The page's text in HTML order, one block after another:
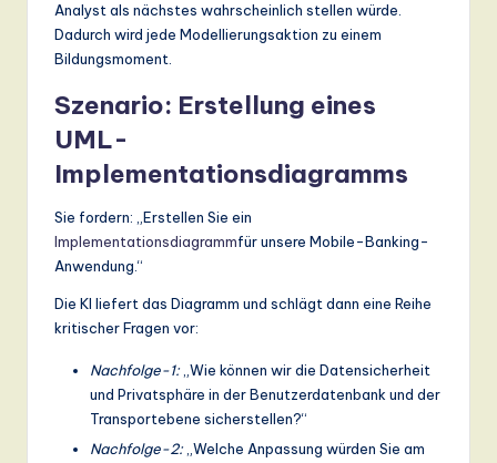
o
Analyst als nächstes wahrscheinlich stellen würde.
Dadurch wird jede Modellierungsaktion zu einem
Bildungsmoment.
Szenario: Erstellung eines
UML-
Implementationsdiagramms
Sie fordern: „Erstellen Sie ein
Implementationsdiagrammfür unsere Mobile-Banking-
Anwendung.“
Die KI liefert das Diagramm und schlägt dann eine Reihe
kritischer Fragen vor:
Nachfolge-1:„Wie können wir die Datensicherheit
und Privatsphäre in der Benutzerdatenbank und der
Transportebene sicherstellen?“
Nachfolge-2:„Welche Anpassung würden Sie am